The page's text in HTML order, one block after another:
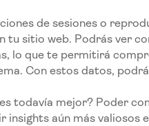
de sesiones o
tu sitio web. Podrás ver
lo que te permitirá
Con estos datos,
es todavía mejor? Poder
insights aún más valiosos